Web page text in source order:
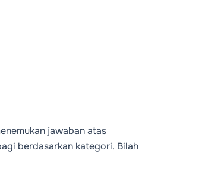
jawaban atas
berdasarkan kategori. Bilah